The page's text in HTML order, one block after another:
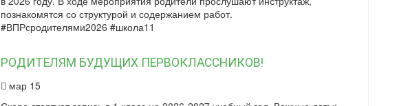
познакомятся со структурой и содержанием работ.
#ВПРсродителями2026 #школа11
РОДИТЕЛЯМ БУДУЩИХ ПЕРВОКЛАССНИКОВ!
мар 15